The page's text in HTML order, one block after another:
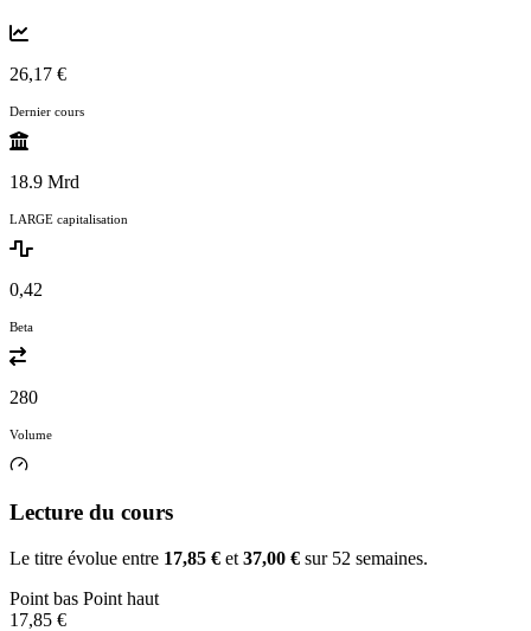
26,17 €
Dernier cours
18.9 Mrd
LARGE capitalisation
0,42
Beta
280
Volume
Lecture du cours
Le titre évolue entre 17,85 € et 37,00 € sur 52 semaines.
Point bas Point haut
17,85 €